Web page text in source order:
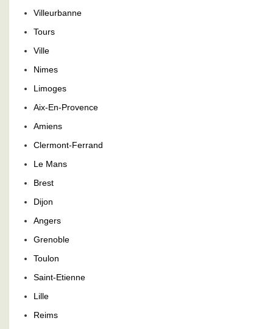
Villeurbanne
Tours
Ville
Nimes
Limoges
Aix-En-Provence
Amiens
Clermont-Ferrand
Le Mans
Brest
Dijon
Angers
Grenoble
Toulon
Saint-Etienne
Lille
Reims